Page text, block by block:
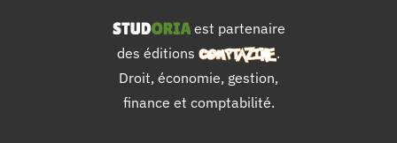
est partenaire
des éditions
.
Droit, économie, gestion,
finance et comptabilité.